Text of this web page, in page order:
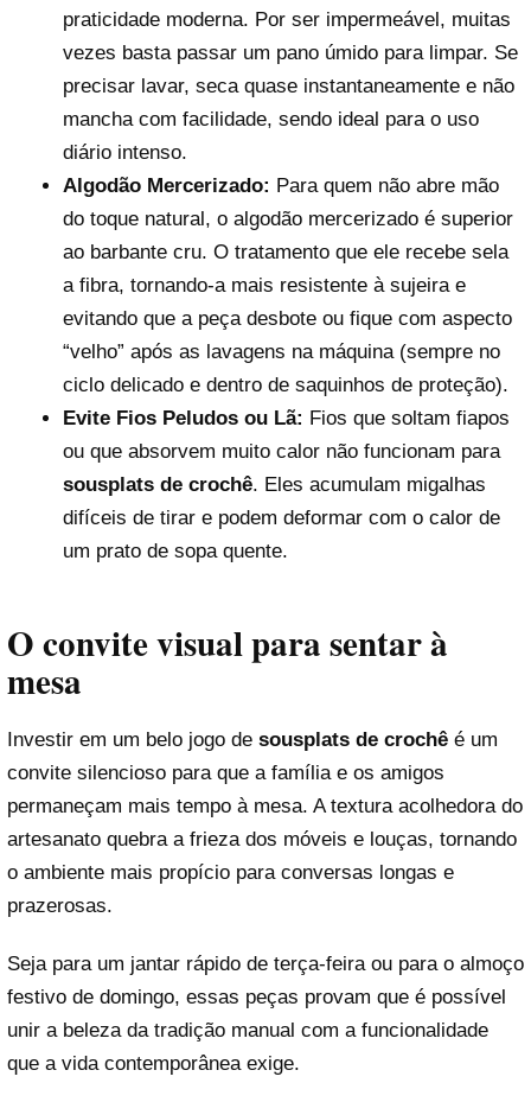
Reproduzir vídeo
praticidade moderna. Por ser impermeável, muitas
vezes basta passar um pano úmido para limpar. Se
precisar lavar, seca quase instantaneamente e não
mancha com facilidade, sendo ideal para o uso
diário intenso.
Algodão Mercerizado: Para quem não abre mão
do toque natural, o algodão mercerizado é superior
ao barbante cru. O tratamento que ele recebe sela
a fibra, tornando-a mais resistente à sujeira e
evitando que a peça desbote ou fique com aspecto
“velho” após as lavagens na máquina (sempre no
ciclo delicado e dentro de saquinhos de proteção).
Evite Fios Peludos ou Lã: Fios que soltam fiapos
ou que absorvem muito calor não funcionam para
sousplats de crochê. Eles acumulam migalhas
difíceis de tirar e podem deformar com o calor de
um prato de sopa quente.
O convite visual para sentar à
mesa
Investir em um belo jogo de sousplats de crochê é um
convite silencioso para que a família e os amigos
permaneçam mais tempo à mesa. A textura acolhedora do
artesanato quebra a frieza dos móveis e louças, tornando
o ambiente mais propício para conversas longas e
prazerosas.
Seja para um jantar rápido de terça-feira ou para o almoço
festivo de domingo, essas peças provam que é possível
unir a beleza da tradição manual com a funcionalidade
que a vida contemporânea exige.